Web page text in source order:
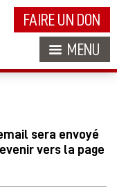
FAIRE UN DON
MENU
sera envoyé
vers la page